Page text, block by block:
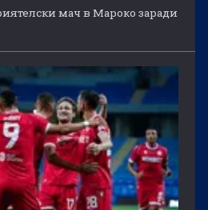
мач в Мароко заради